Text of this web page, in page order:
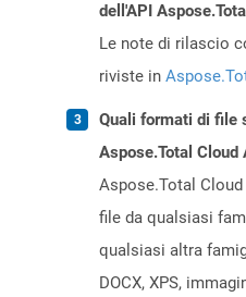
dell'API
Le note di rilascio
riviste in
Quali formati di file
Aspose.Total Cloud
Aspose.Total
file da qualsiasi
qualsiasi altra
DOCX, XPS,